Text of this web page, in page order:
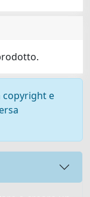
copyright e